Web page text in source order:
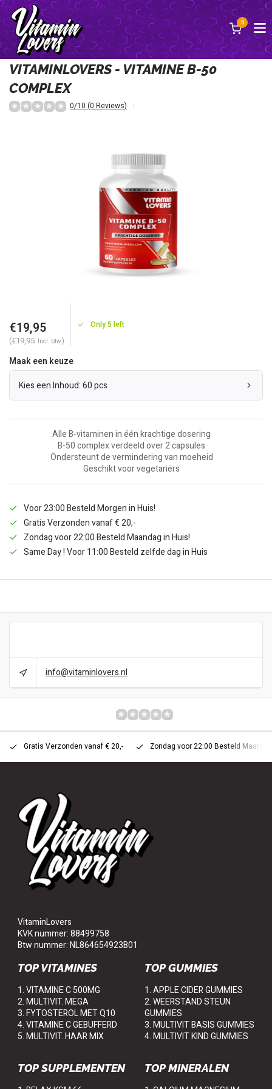
0
Terug
VITAMINLOVERS - VITAMINE B-50
COMPLEX
0/10 (0 Reviews)
€19,95
(€19,95 Incl. btw)
Only 5 left
Maak een keuze
Kies een Inhoud: 60 pcs
Alle B-vitaminen in één krachtige dosering
B-50 complex verdeeld over 2 capsules
Ondersteunt de vermindering van moeheid
Geschikt voor vegetariërs
Voor 23:00 Besteld Morgen in Huis!
Gratis Verzonden vanaf € 20,-
Zondag voor 22:00 Besteld Maandag in Huis!
Same Day ! Voor 11:00 Besteld zelfde dag in Huis
info@vitaminlovers.nl
Gratis Verzonden vanaf € 20,- Zondag voor 22:00 Besteld
VitaminLovers
KVK nummer: 88499758
Btw nummer: NL864654923B01
TOP VITAMINES
1. VITAMINE C 500MG
2. MULTIVIT. MEGA
3. FYTOSTEROL MET Q10
4. VITAMINE C GEBUFFERD
5. MULTIVIT. HAAR MIX
TOP GUMMIES
1. APPLE CIDER GUMMIES
2. WEERSTAND STEUN
GUMMIES
3. MULTIVIT BASIS GUMMIES
4. MULTIVIT KIND GUMMIES
TOP SUPPLEMENTEN
TOP MINERALEN